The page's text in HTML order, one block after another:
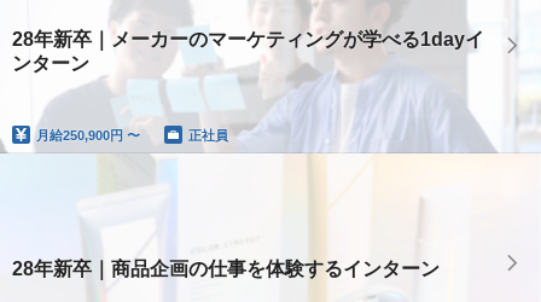
28年新卒｜メーカーのマーケティングが学べる1dayイ
ンターン
月給250,900円 〜 正社員
28年新卒｜商品企画の仕事を体験するインターン